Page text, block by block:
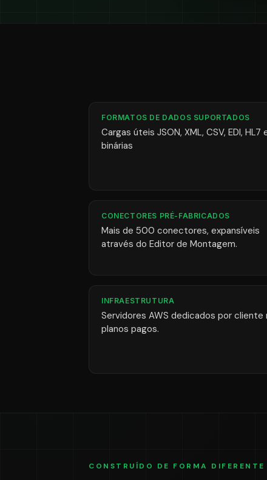
FORMATOS DE DADOS SUPORTADOS
Cargas úteis JSON, XML, CSV, EDI, HL7
binárias
CONECTORES PRÉ-FABRICADOS
Mais de 500 conectores, expansíveis
através do Editor de Montagem.
INFRAESTRUTURA
Servidores AWS dedicados por cliente
planos pagos.
CONSTRUÍDO DE FORMA DIFERENTE